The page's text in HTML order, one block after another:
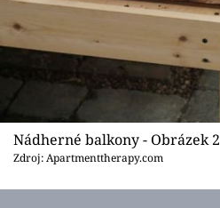
Nádherné balkony - Obrázek 2
Zdroj: Apartmenttherapy.com